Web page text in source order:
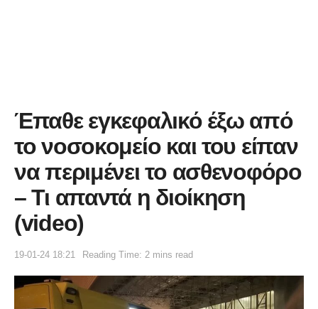
Έπαθε εγκεφαλıκό έξω από
το νοσοκομείο και του είπαν
να περιμένει το ασθενοφόρο
– Τι απαντά η διοίκηση
(video)
19-01-24 18:21 Reading Time: 2 mins read